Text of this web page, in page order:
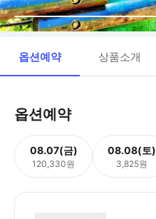
옵션예약 상품소개
옵션예약
08.07(금)
120,330원
08.08(토)
3,825원